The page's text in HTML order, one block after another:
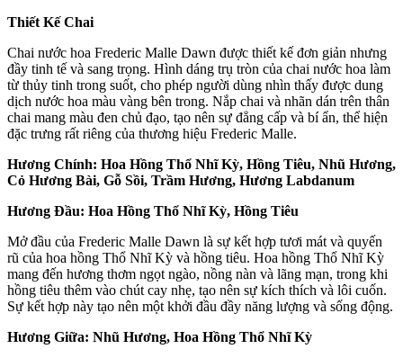
Thiết Kế Chai
Chai nước hoa Frederic Malle Dawn được thiết kế đơn giản nhưng
đầy tinh tế và sang trọng. Hình dáng trụ tròn của chai nước hoa làm
từ thủy tinh trong suốt, cho phép người dùng nhìn thấy được dung
dịch nước hoa màu vàng bên trong. Nắp chai và nhãn dán trên thân
chai mang màu đen chủ đạo, tạo nên sự đẳng cấp và bí ẩn, thể hiện
đặc trưng rất riêng của thương hiệu Frederic Malle.
Hương Chính: Hoa Hồng Thổ Nhĩ Kỳ, Hồng Tiêu, Nhũ Hương,
Cỏ Hương Bài, Gỗ Sồi, Trầm Hương, Hương Labdanum
Hương Đầu: Hoa Hồng Thổ Nhĩ Kỳ, Hồng Tiêu
Mở đầu của Frederic Malle Dawn là sự kết hợp tươi mát và quyến
rũ của hoa hồng Thổ Nhĩ Kỳ và hồng tiêu. Hoa hồng Thổ Nhĩ Kỳ
mang đến hương thơm ngọt ngào, nồng nàn và lãng mạn, trong khi
hồng tiêu thêm vào chút cay nhẹ, tạo nên sự kích thích và lôi cuốn.
Sự kết hợp này tạo nên một khởi đầu đầy năng lượng và sống động.
Hương Giữa: Nhũ Hương, Hoa Hồng Thổ Nhĩ Kỳ